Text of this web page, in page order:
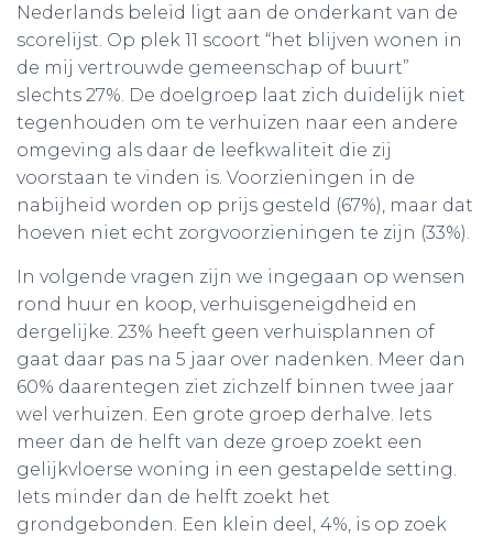
Nederlands beleid ligt aan de onderkant van de
scorelijst. Op plek 11 scoort “het blijven wonen in
de mij vertrouwde gemeenschap of buurt”
slechts 27%. De doelgroep laat zich duidelijk niet
tegenhouden om te verhuizen naar een andere
omgeving als daar de leefkwaliteit die zij
voorstaan te vinden is. Voorzieningen in de
nabijheid worden op prijs gesteld (67%), maar dat
hoeven niet echt zorgvoorzieningen te zijn (33%).
In volgende vragen zijn we ingegaan op wensen
rond huur en koop, verhuisgeneigdheid en
dergelijke. 23% heeft geen verhuisplannen of
gaat daar pas na 5 jaar over nadenken. Meer dan
60% daarentegen ziet zichzelf binnen twee jaar
wel verhuizen. Een grote groep derhalve. Iets
meer dan de helft van deze groep zoekt een
gelijkvloerse woning in een gestapelde setting.
Iets minder dan de helft zoekt het
grondgebonden. Een klein deel, 4%, is op zoek